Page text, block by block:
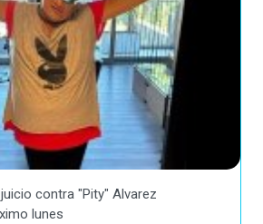
contra "Pity" Alvarez
lunes